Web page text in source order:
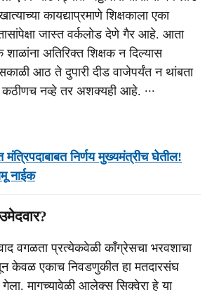
कायद्याप्रमाणे शिक्षकाला एका
जास्त वर्कलोड देणे गैर आहे. आता
शाळांना अतिरिक्त शिक्षक न दिल्यास
आठ ते दुपारी दीड वाजेपर्यंत न थांबता
कठीणच नव्हे तर अशक्यही आहे. ∙∙∙
निर्णय मुख्यमंत्रीच घेतील!
नाईक
वगळता प्रत्‍येकवेळी काँग्रेसचा भरवशाचा
केवळ एकाच निवडणुकीत हा मतदारसंघ
गेला. मागच्‍यावेळी आलेक्‍स सिक्‍वेरा हे या